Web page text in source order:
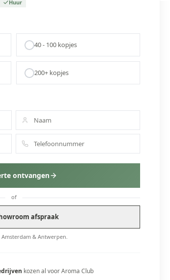
Huur
40 - 100 kopjes
200+ kopjes
ontvangen
of
afspraak
& Antwerpen.
kozen al voor Aroma Club